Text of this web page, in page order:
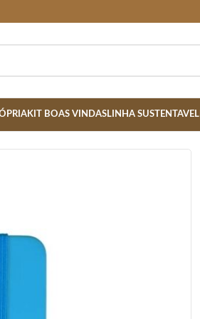
KIT BOAS VINDASLINHA SUSTENTAVEL